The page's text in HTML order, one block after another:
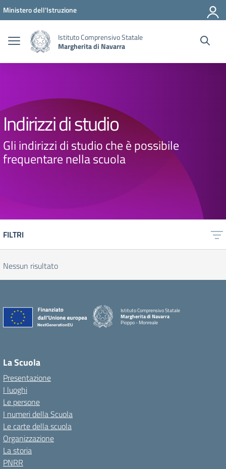
Vai ai contenuti
Vai al menu di navigazione
Vai al footer
Ministero dell'Istruzione
Istituto Comprensivo Statale
Margherita di Navarra
Indirizzi di studio
Gli indirizzi di studio che è possibile
frequentare nella scuola
FILTRI
Nessun risultato
Istituto Comprensivo Statale
Margherita di Navarra
Pioppo - Monreale
La Scuola
Presentazione
I luoghi
Le persone
I numeri della Scuola
Le carte della scuola
Organizzazione
La storia
PNRR